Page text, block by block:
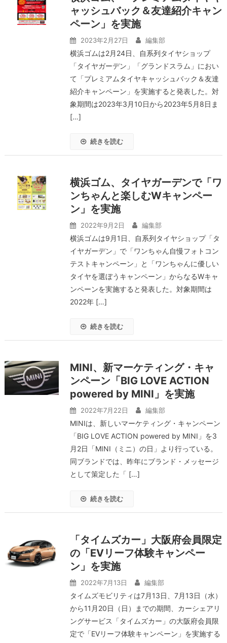
ャッシュバック＆友達紹介キャン
ペーン」を実施
2023年2月27日 編集部
横浜ゴムは2月24日、自系列タイヤショップ
「タイヤガーデン」「グランドスラム」におい
て「プレミアムタイヤキャッシュバック＆友達
紹介キャンペーン」を実施すると発表した。対
象期間は2023年3月10日から2023年5月8日ま
[…]
続きを読む
横浜ゴム、タイヤガーデンで「ワ
ンちゃんと楽しむWキャンペー
ン」を実施
2022年9月2日 編集部
横浜ゴムは9月1日、自系列タイヤショップ「タ
イヤガーデン」で「ワンちゃん自慢フォトコン
テストキャンペーン」と「ワンちゃんに優しい
タイヤを選ぼうキャンペーン」からなるWキャ
ンペーンを実施すると発表した。対象期間は
2022年 […]
続きを読む
MINI、新マーケティング・キャ
ンペーン「BIG LOVE ACTION
powered by MINI」を実施
2022年7月22日 編集部
MINIは、新しいマーケティング・キャンペーン
「BIG LOVE ACTION powered by MINI」を3
月2日「MINI（ミニ）の日」より行っている。
同ブランドでは、昨年にブランド・メッセージ
として策定した「 […]
続きを読む
「タイムズカー」大阪府会員限定
の「EVリーフ体験キャンペー
ン」を実施
2022年7月13日 編集部
タイムズモビリティは7月13日、7月13日（水）
から11月20日（日）までの期間、カーシェアリ
ングサービス「タイムズカー」の大阪府会員限
定で「EVリーフ体験キャンペーン」を実施する